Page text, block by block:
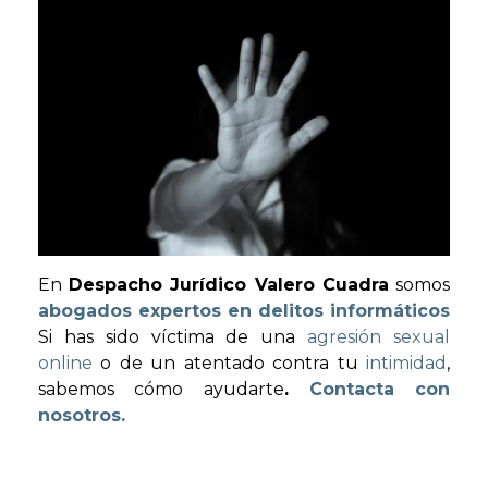
En Despacho Jurídico Valero Cuadra somos
abogados expertos en delitos informáticos
Si has sido víctima de unaagresión sexual
online o de un atentado contra tu intimidad ,
sabemos cómo ayudarte. Contacta con
nosotros.